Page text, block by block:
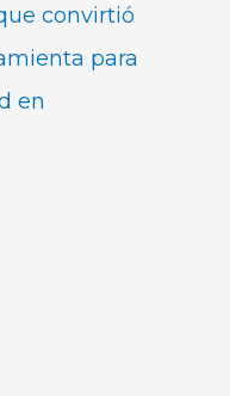
convirtió
para
en